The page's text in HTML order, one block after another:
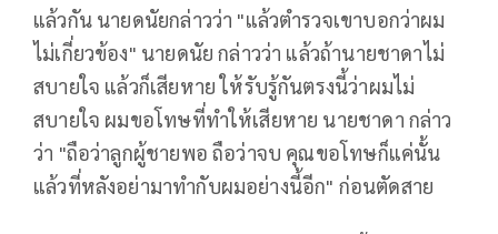
แล้วกัน นายดนัยกล่าวว่า "แล้วตำรวจเขาบอกว่าผม
ไม่เกี่ยวข้อง" นายดนัย กล่าวว่า แล้วถ้านายชาดาไม่
สบายใจ แล้วก็เสียหาย ให้รับรู้กันตรงนี้ว่าผมไม่
สบายใจ ผมขอโทษที่ทำให้เสียหาย นายชาดา กล่าว
ว่า "ถือว่าลูกผู้ชายพอ ถือว่าจบ คุณขอโทษก็แค่นั้น
แล้วที่หลังอย่ามาทำกับผมอย่างนี้อีก" ก่อนตัดสาย